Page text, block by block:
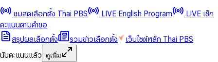
ชมสดเลือกตั้ง Thai PBS LIVE English Program
LIVE เช็ก
คะแนนตามคำขอ
สรุปผลเลือกตั้ง
รวมข่าวเลือกตั้ง
เว็บไซต์หลัก Thai PBS
นับคะแนนแล้ว
ดูเพิ่ม
0
1
2
0
1
2
3
4
5
6
0
1
2
4
60
0
1
3
510
0
2
3
4